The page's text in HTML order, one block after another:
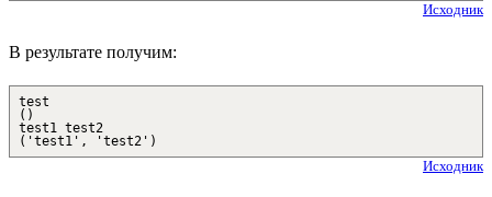
Исходник
В результате получим:
test
()
test1 test2
('test1', 'test2')
Исходник